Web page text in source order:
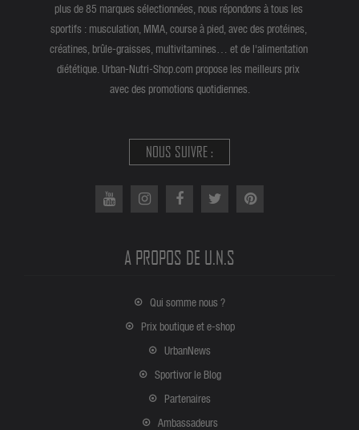
plus de 85 marques sélectionnées, nous répondons à tous les
sportifs : musculation, MMA, course à pied, avec des protéines,
créatines, brûle-graisses, multivitamines… et de l'alimentation
diététique. Urban-Nutri-Shop.com propose les meilleurs prix
avec des promotions quotidiennes.
NOUS SUIVRE :
A PROPOS DE U.N.S
Qui somme nous ?
Prix boutique et e-shop
UrbanNews
Sportivor le Blog
Partenaires
Ambassadeurs